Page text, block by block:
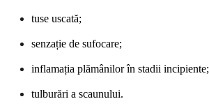
tuse uscată;
senzație de sufocare;
inflamația plămânilor în stadii incipiente;
tulburări a scaunului.